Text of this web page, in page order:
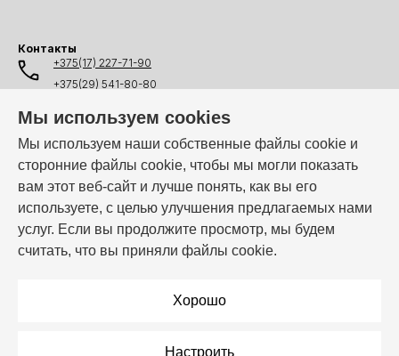
Мы используем cookies
Мы используем наши собственные файлы cookie и
сторонние файлы cookie, чтобы мы могли показать
вам этот веб-сайт и лучше понять, как вы его
используете, с целью улучшения предлагаемых нами
услуг. Если вы продолжите просмотр, мы будем
считать, что вы приняли файлы cookie.
Хорошо
Настроить
Контакты
+375(17) 227-71-90
+375(29) 541-80-80
+375(44) 541-80-80
info@i-ven.by
Мы в мессенджерах:
Режим работы: Пн–Пт: 10:00 – 19:00